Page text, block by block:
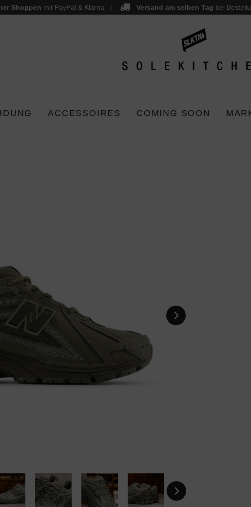
springen
Shoppen mit PayPal & Klarna Versand am selben Tag bei
ACCESSOIRES COMING SOON